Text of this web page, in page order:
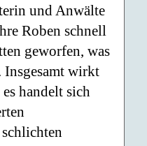
und Anwälte
Roben schnell
geworfen, was
Insgesamt wirkt
handelt sich